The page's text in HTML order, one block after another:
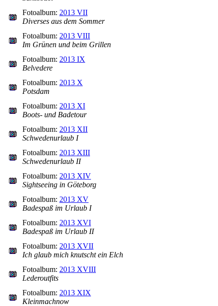
Fotoalbum: 2013 VII
Diverses aus dem Sommer
Fotoalbum: 2013 VIII
Im Grünen und beim Grillen
Fotoalbum: 2013 IX
Belvedere
Fotoalbum: 2013 X
Potsdam
Fotoalbum: 2013 XI
Boots- und Badetour
Fotoalbum: 2013 XII
Schwedenurlaub I
Fotoalbum: 2013 XIII
Schwedenurlaub II
Fotoalbum: 2013 XIV
Sightseeing in Göteborg
Fotoalbum: 2013 XV
Badespaß im Urlaub I
Fotoalbum: 2013 XVI
Badespaß im Urlaub II
Fotoalbum: 2013 XVII
Ich glaub mich knutscht ein Elch
Fotoalbum: 2013 XVIII
Lederoutfits
Fotoalbum: 2013 XIX
Kleinmachnow